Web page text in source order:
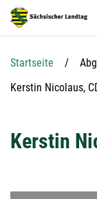
Hauptnavigation
Hauptinhalt
Service
Startseite
Aktuelle Seite:
Kerstin Nicolaus,
Kerstin